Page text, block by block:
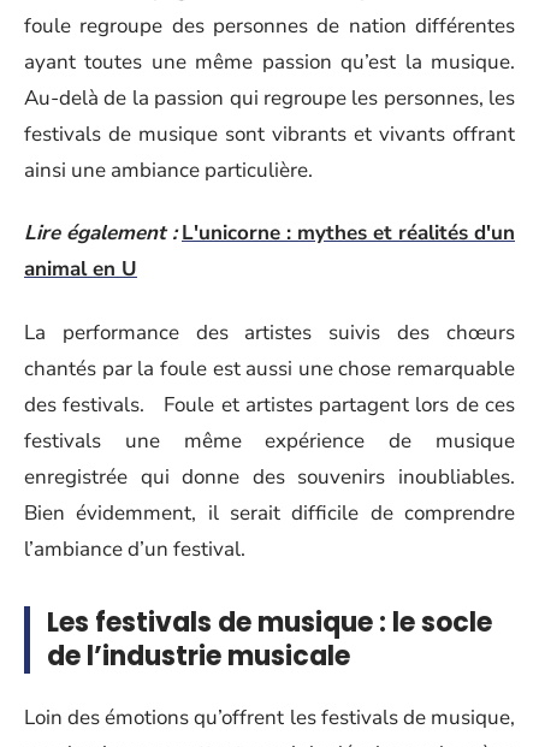
foule regroupe des personnes de nation différentes
ayant toutes une même passion qu’est la musique.
Au-delà de la passion qui regroupe les personnes, les
festivals de musique sont vibrants et vivants offrant
ainsi une ambiance particulière.
Lire également : L'unicorne : mythes et réalités d'un
animal en U
La performance des artistes suivis des chœurs
chantés par la foule est aussi une chose remarquable
des festivals. Foule et artistes partagent lors de ces
festivals une même expérience de musique
enregistrée qui donne des souvenirs inoubliables.
Bien évidemment, il serait difficile de comprendre
l’ambiance d’un festival.
Les festivals de musique : le socle
de l’industrie musicale
Loin des émotions qu’offrent les festivals de musique,